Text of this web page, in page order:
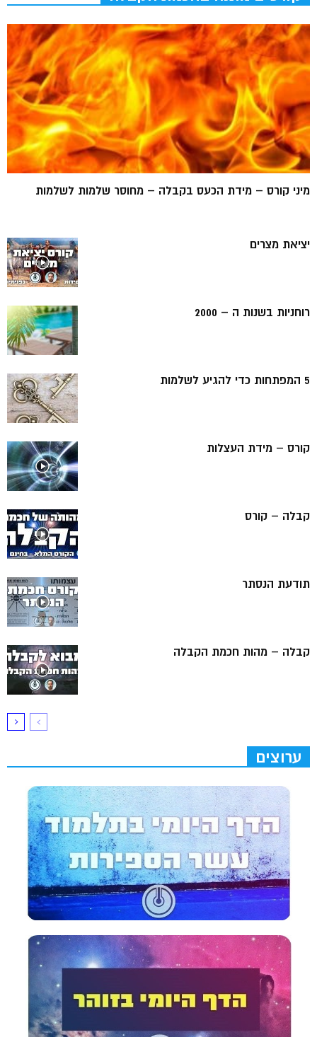
מיני קורס – מידת הכעס בקבלה – מחוסר שלמות לשלמות
יציאת מצרים
רוחניות בשנות ה – 2000
5 המפתחות כדי להגיע לשלמות
קורס – מידת העצלות
קבלה – קורס
תודעת הנסתר
קבלה – מהות חכמת הקבלה
ערוצים